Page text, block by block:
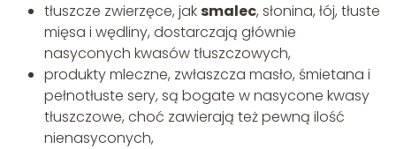
tłuszcze zwierzęce, jaksmalec, słonina, łój, tłuste
mięsa i wędliny, dostarczają głównie
nasyconych kwasów tłuszczowych,
produkty mleczne, zwłaszcza masło, śmietana i
pełnotłuste sery, są bogate w nasycone kwasy
tłuszczowe, choć zawierają też pewną ilość
nienasyconych,